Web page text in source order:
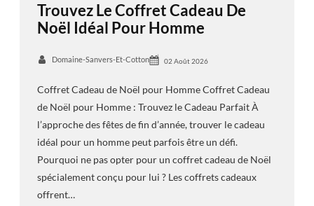
Trouvez Le Coffret Cadeau De
Noël Idéal Pour Homme
Domaine-Sanvers-Et-Cotton 02 Août 2026
Coffret Cadeau de Noël pour Homme Coffret Cadeau
de Noël pour Homme : Trouvez le Cadeau Parfait À
l’approche des fêtes de fin d’année, trouver le cadeau
idéal pour un homme peut parfois être un défi.
Pourquoi ne pas opter pour un coffret cadeau de Noël
spécialement conçu pour lui ? Les coffrets cadeaux
offrent…